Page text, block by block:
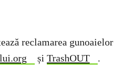
reclamarea gunoaielor
și TrashOUT .